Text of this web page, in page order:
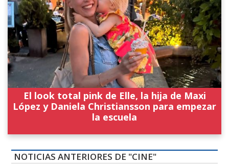
El look total pink de Elle, la hija de Maxi
López y Daniela Christiansson para empezar
la escuela
NOTICIAS ANTERIORES DE "CINE"